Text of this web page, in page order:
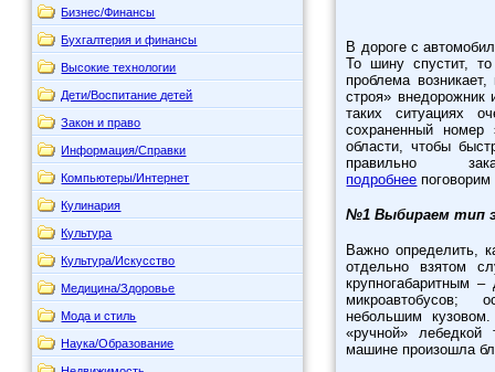
Бизнес/Финансы
Бухгалтерия и финансы
Высокие технологии
Дети/Воспитание детей
Закон и право
Информация/Справки
Компьютеры/Интернет
Кулинария
Культура
Культура/Искусство
Медицина/Здоровье
Мода и стиль
Наука/Образование
В дороге с
То шину спустит,
проблема
строя» внедорожник
таких ситуациях
сохраненный
области, чтобы
правильно
подробнее
№1 Выбираем тип
Важно определить,
отдельно взятом
крупногабаритным
небольшим
«ручной»
машине произошла